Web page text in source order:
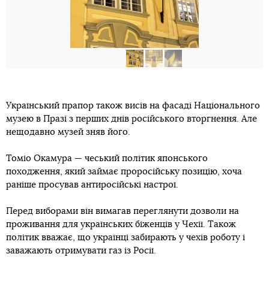
Український прапор також висів на фасаді Національного
музею в Празі з перших днів російського вторгнення. Але
нещодавно музей зняв його.
Томіо Окамура — чеський політик японського
походження, який займає проросійську позицію, хоча
раніше просував антиросійські настрої.
Перед виборами він вимагав переглянути дозволи на
проживання для українських біженців у Чехії. Також
політик вважає, що українці забирають у чехів роботу і
заважають отримувати газ із Росії.